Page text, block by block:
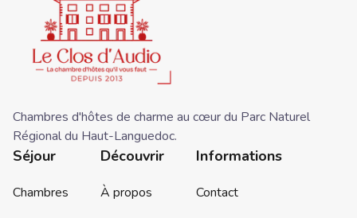
Chambres d'hôtes de charme au cœur du Parc Naturel
Régional du Haut-Languedoc.
Séjour
Chambres
Découvrir
À propos
Informations
Contact